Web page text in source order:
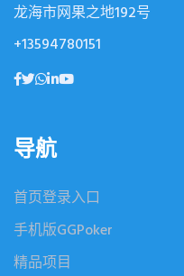
龙海市网果之地192号
+13594780151
导航
首页登录入口
手机版GGPoker
精品项目